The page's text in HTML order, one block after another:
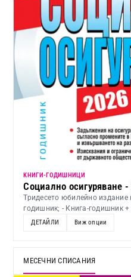
KНИГИ-ГОДИШНИЦИ
Социално осигуряване
Тридесето юбилейно издание
годишник; - Книга-годишник
ДЕТАЙЛИ Виж опции
МЕСЕЧНИ СПИСАНИЯ